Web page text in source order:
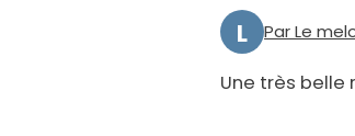
L Par Le
Une très